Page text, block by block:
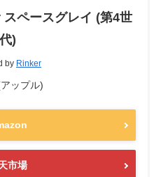
ペースグレイ (第4世
代)
by Rinker
ップル)
市場